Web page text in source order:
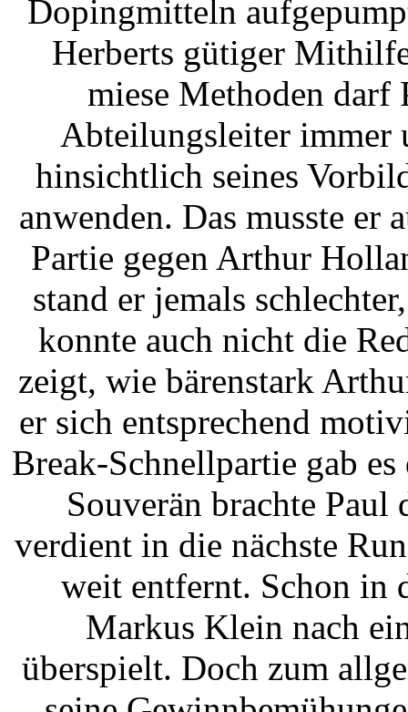
Dopingmitteln
Herberts gütiger
miese Methoden darf
Abteilungsleiter immer
hinsichtlich seines
anwenden. Das musste er
Partie gegen Arthur
stand er jemals
konnte auch nicht die
zeigt, wie bärenstark
er sich entsprechend
Break-Schnellpartie gab
Souverän brachte Paul
verdient in die nächste
weit entfernt. Schon in
Markus Klein nach
überspielt. Doch zum